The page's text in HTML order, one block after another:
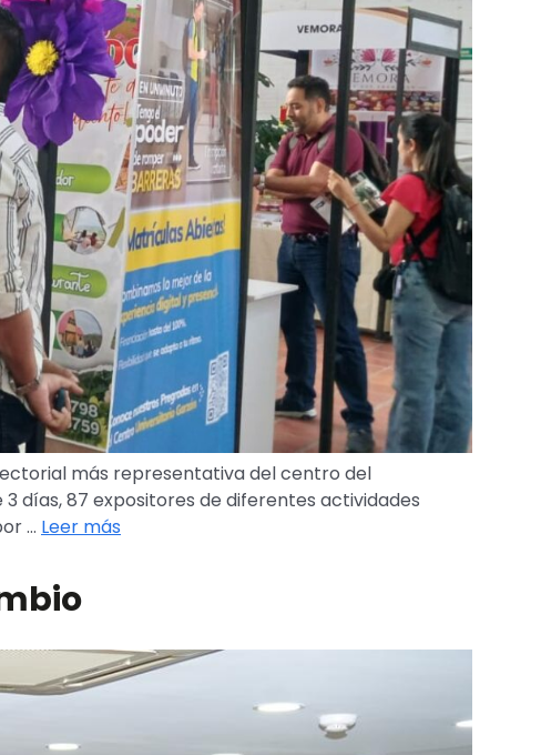
más representativa del centro del
días, 87 expositores de diferentes actividades
… Leer más